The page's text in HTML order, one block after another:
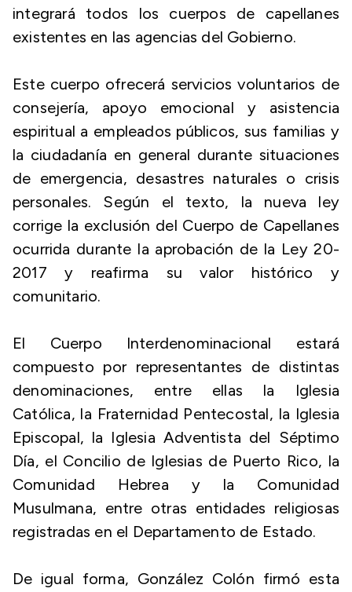
integrará todos los cuerpos de capellanes
existentes en las agencias del Gobierno.
Este cuerpo ofrecerá servicios voluntarios de
consejería, apoyo emocional y asistencia
espiritual a empleados públicos, sus familias y
la ciudadanía en general durante situaciones
de emergencia, desastres naturales o crisis
personales. Según el texto, la nueva ley
corrige la exclusión del Cuerpo de Capellanes
ocurrida durante la aprobación de la Ley 20-
2017 y reafirma su valor histórico y
comunitario.
El Cuerpo Interdenominacional estará
compuesto por representantes de distintas
denominaciones, entre ellas la Iglesia
Católica, la Fraternidad Pentecostal, la Iglesia
Episcopal, la Iglesia Adventista del Séptimo
Día, el Concilio de Iglesias de Puerto Rico, la
Comunidad Hebrea y la Comunidad
Musulmana, entre otras entidades religiosas
registradas en el Departamento de Estado.
De igual forma, González Colón firmó esta